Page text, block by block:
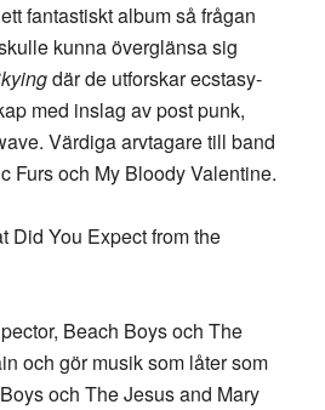
fantastiskt album så frågan
kunna överglänsa sig
där de utforskar ecstasy-
med inslag av post punk,
Värdiga arvtagare till band
Furs och My Bloody Valentine.
Did You Expect from the
Beach Boys och The
och gör musik som låter som
och The Jesus and Mary